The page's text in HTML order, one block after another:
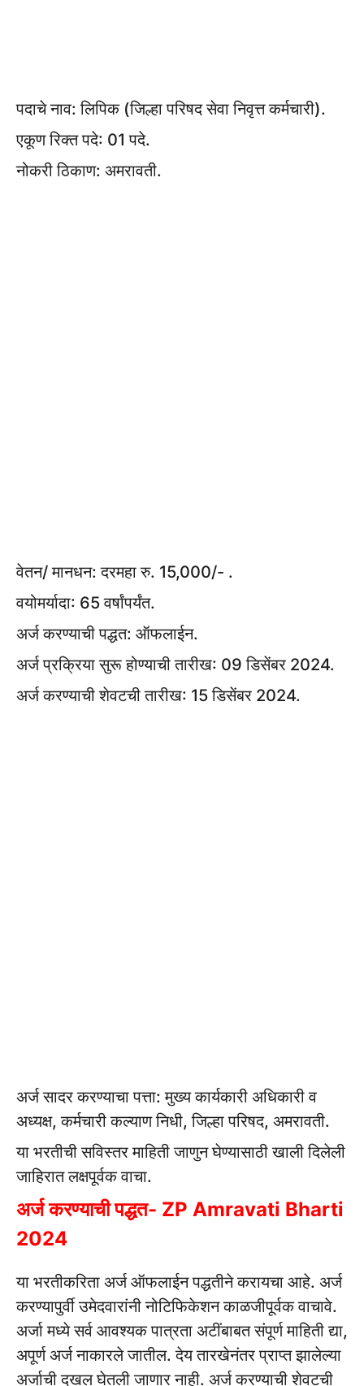
पदाचे नाव: लिपिक (जिल्हा परिषद सेवा निवृत्त कर्मचारी).
एकूण रिक्त पदे: 01 पदे.
नोकरी ठिकाण: अमरावती.
वेतन/ मानधन: दरमहा रु. 15,000/- .
वयोमर्यादा: 65 वर्षांपर्यंत.
अर्ज करण्याची पद्धत: ऑफलाईन.
अर्ज प्रक्रिया सुरू होण्याची तारीख: 09 डिसेंबर 2024.
अर्ज करण्याची शेवटची तारीख: 15 डिसेंबर 2024.
अर्ज सादर करण्याचा पत्ता: मुख्य कार्यकारी अधिकारी व
अध्यक्ष, कर्मचारी कल्याण निधी, जिल्हा परिषद, अमरावती.
या भरतीची सविस्तर माहिती जाणुन घेण्यासाठी खाली दिलेली
जाहिरात लक्षपूर्वक वाचा.
अर्ज करण्याची पद्धत- ZP Amravati Bharti
2024
या भरतीकरिता अर्ज ऑफलाईन पद्धतीने करायचा आहे. अर्ज
करण्यापुर्वी उमेदवारांनी नोटिफिकेशन काळजीपूर्वक वाचावे.
अर्जा मध्ये सर्व आवश्यक पात्रता अटींबाबत संपूर्ण माहिती द्या,
अपूर्ण अर्ज नाकारले जातील.देय तारखेनंतर प्राप्त झालेल्या
अर्जाची दखल घेतली जाणार नाही. अर्ज करण्याची शेवटची